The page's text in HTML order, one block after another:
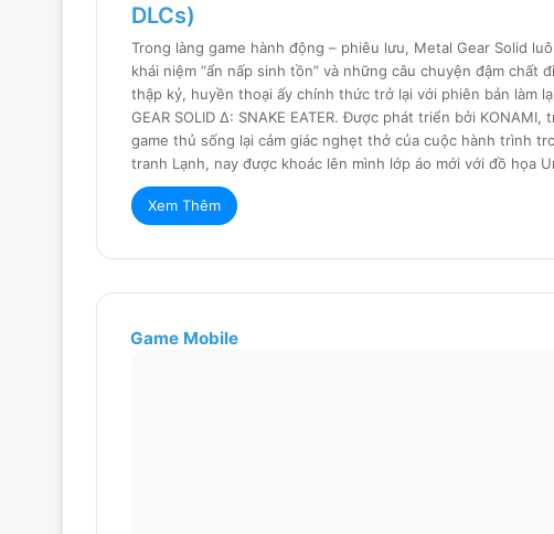
DLCs)
Trong làng game hành động – phiêu lưu, Metal Gear Solid
khái niệm “ẩn nấp sinh tồn” và những câu chuyện đậm chất
thập kỷ, huyền thoại ấy chính thức trở lại với phiên bản làm
GEAR SOLID Δ: SNAKE EATER. Được phát triển bởi
game thủ sống lại cảm giác nghẹt thở của cuộc hành trình
tranh Lạnh, nay được khoác lên mình lớp áo mới với đồ họa
Xem Thêm
Game Mobile